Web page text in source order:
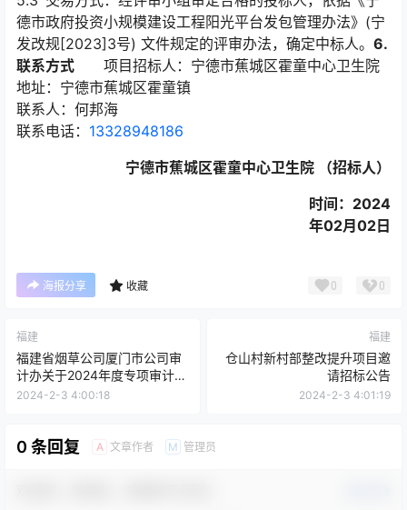
德市政府投资小规模建设工程阳光平台发包管理办法》(宁
发改规[2023]3号) 文件规定的评审办法，确定中标人。 6.
联系方式 项目招标人：宁德市蕉城区霍童中心卫生院
地址：宁德市蕉城区霍童镇
联系人：何邦海
联系电话： 13328948186
宁德市蕉城区霍童中心卫生院
（招标人）
时间：2024
年02月02日
海报分享 收藏 0 0
福建
福建省烟草公司厦门市公司审
计办关于2024年度专项审计业
务咨询的采购项目
2024-2-3 4:00:18
福建
仓山村新村部整改提升项目邀
请招标公告
2024-2-3 4:01:19
0 条回复 A 文章作者 M 管理员